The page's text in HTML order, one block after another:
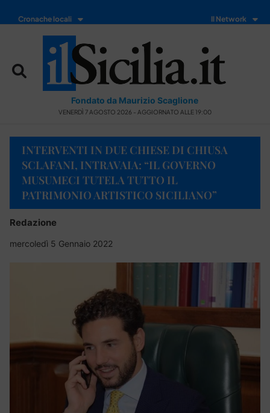
Cronache locali Il Network
Fondato da Maurizio Scaglione
VENERDÌ 7 AGOSTO 2026 - AGGIORNATO ALLE 19:00
INTERVENTI IN DUE CHIESE DI CHIUSA
SCLAFANI, INTRAVAIA: “IL GOVERNO
MUSUMECI TUTELA TUTTO IL
PATRIMONIO ARTISTICO SICILIANO”
Redazione
mercoledì 5 Gennaio 2022